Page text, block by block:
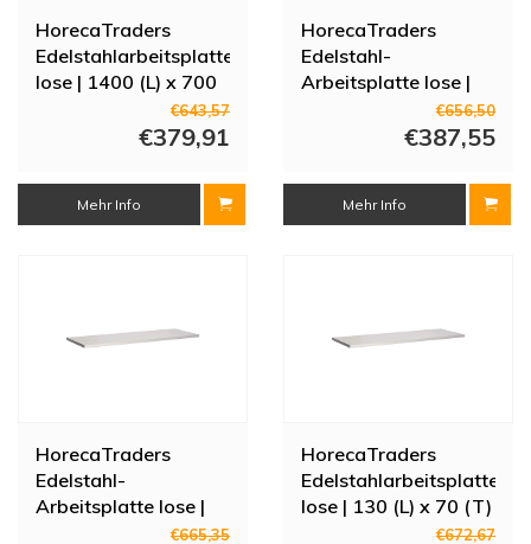
HorecaTraders
Edelstahlarbeitsplatte
lose | 1400 (L) x 700
€643,57
€379,91
Mehr Info
HorecaTraders
Edelstahl-
Arbeitsplatte lose |
1500 (L) x 700 (T)€656,50
€387,55
Mehr Info
HorecaTraders
Edelstahl-
Arbeitsplatte lose |
2300 (L) x 700 (T)€665,35
HorecaTraders
Edelstahlarbeitsplatte
lose | 130 (L) x 70 (T)
€672,67